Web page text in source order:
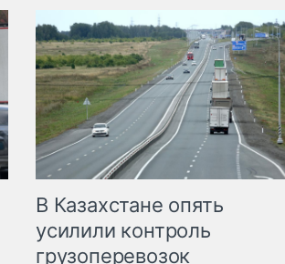
В Казахстане опять
усилили контроль
грузоперевозок